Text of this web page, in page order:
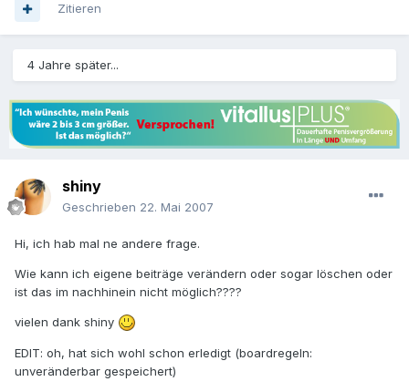
Zitieren
4 Jahre später...
shiny
Geschrieben 22. Mai 2007
Hi, ich hab mal ne andere frage.
Wie kann ich eigene beiträge verändern oder sogar löschen oder
ist das im nachhinein nicht möglich????
vielen dank shiny
EDIT: oh, hat sich wohl schon erledigt (boardregeln:
unveränderbar gespeichert)